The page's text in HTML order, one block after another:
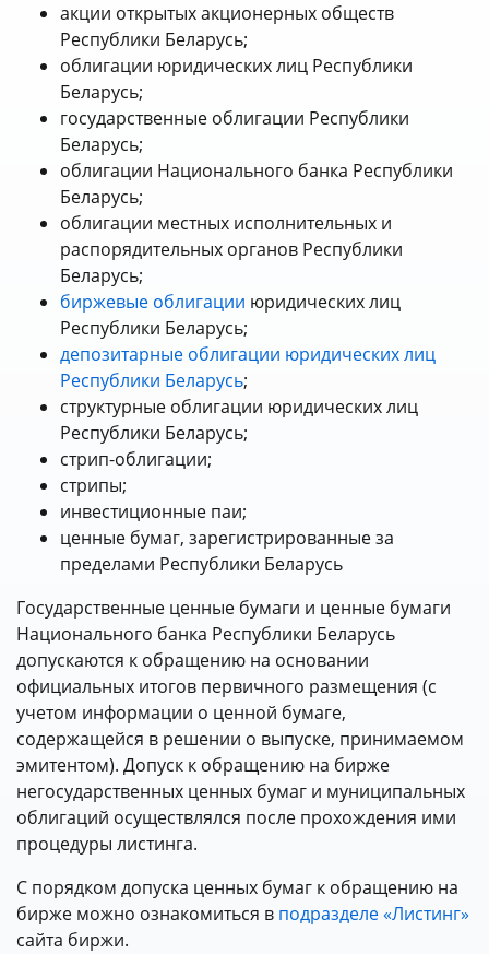
акции открытых акционерных обществ
Республики Беларусь;
облигации юридических лиц Республики
Беларусь;
государственные облигации Республики
Беларусь;
облигации Национального банка Республики
Беларусь;
облигации местных исполнительных и
распорядительных органов Республики
Беларусь;
биржевые облигации юридических лиц
Республики Беларусь;
депозитарные облигации юридических лиц
Республики Беларусь;
структурные облигации юридических лиц
Республики Беларусь;
стрип-облигации;
стрипы;
инвестиционные паи;
ценные бумаг, зарегистрированные за
пределами Республики Беларусь
Государственные ценные бумаги и ценные бумаги
Национального банка Республики Беларусь
допускаются к обращению на основании
официальных итогов первичного размещения (с
учетом информации о ценной бумаге,
содержащейся в решении о выпуске, принимаемом
эмитентом). Допуск к обращению на бирже
негосударственных ценных бумаг и муниципальных
облигаций осуществлялся после прохождения ими
процедуры листинга.
С порядком допуска ценных бумаг к обращению на
бирже можно ознакомиться в подразделе «Листинг»
сайта биржи.